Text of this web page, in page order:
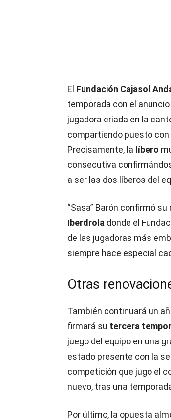
El Fundación Cajasol
temporada con el
jugadora criada en la
compartiendo puesto
Precisamente, la líbero
consecutiva
a ser las dos líberos del
“Sasa” Barón confirmó
Iberdrola donde el
de las jugadoras más
siempre hace especial
Otras
También continuará un
firmará su tercera
juego del equipo en una
estado presente con la
competición que jugó el
nuevo, tras una
Por último, la opuesta